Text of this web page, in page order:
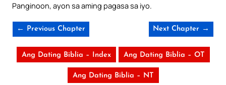
Panginoon, ayon sa aming pagasa sa iyo.
← Previous Chapter Next Chapter →
Ang Dating Biblia – Index Ang Dating Biblia – OT
Ang Dating Biblia – NT